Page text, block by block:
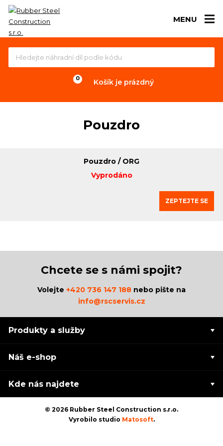
MENU
Košík je prázdný
Pouzdro
Pouzdro / ORG
Vyprodáno
ZEPTEJTE SE
Chcete se s námi spojit?
Volejte +420 736 147 188 nebo pište na
info@rscservis.cz
Produkty a služby
Náš e-shop
Kde nás najdete
© 2026 Rubber Steel Construction s.r.o.
Vyrobilo studio Matosoft.